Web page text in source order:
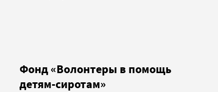
Фонд «Волонтеры в помощь
детям-сиротам»